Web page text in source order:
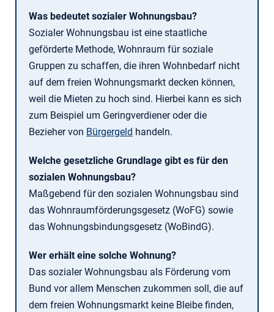
Was bedeutet sozialer Wohnungsbau?
Sozialer Wohnungsbau ist eine staatliche
geförderte Methode, Wohnraum für soziale
Gruppen zu schaffen, die ihren Wohnbedarf nicht
auf dem freien Wohnungsmarkt decken können,
weil die Mieten zu hoch sind. Hierbei kann es sich
zum Beispiel um Geringverdiener oder die
Bezieher von Bürgergeld handeln.
Welche gesetzliche Grundlage gibt es für den
sozialen Wohnungsbau?
Maßgebend für den sozialen Wohnungsbau sind
das Wohnraumförderungsgesetz (WoFG) sowie
das Wohnungsbindungsgesetz (WoBindG).
Wer erhält eine solche Wohnung?
Das sozialer Wohnungsbau als Förderung vom
Bund vor allem Menschen zukommen soll, die auf
dem freien Wohnungsmarkt keine Bleibe finden,